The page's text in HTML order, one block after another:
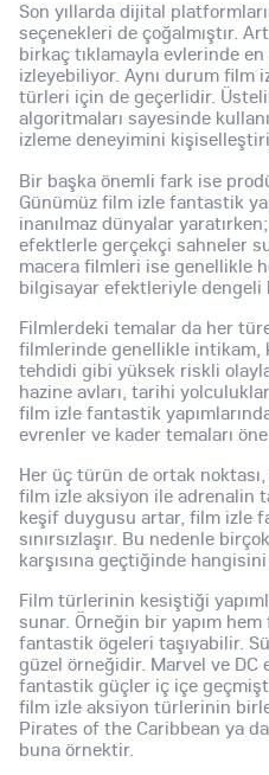
Son yıllarda dijital
seçenekleri de çoğalmıştır.
birkaç tıklamayla evlerinde
izleyebiliyor. Aynı durum film
türleri için de geçerlidir.
algoritmaları sayesinde
izleme deneyimini
Bir başka önemli fark ise
Günümüz film izle fantastik
inanılmaz dünyalar
efektlerle gerçekçi sahneler
macera filmleri ise genellikle
bilgisayar efektleriyle dengeli
Filmlerdeki temalar da her
filmlerinde genellikle intikam,
tehdidi gibi yüksek riskli
hazine avları, tarihi
film izle fantastik
evrenler ve kader temaları öne
Her üç türün de ortak
film izle aksiyon ile adrenalin
keşif duygusu artar, film izle
sınırsızlaşır. Bu nedenle
karşısına geçtiğinde
Film türlerinin kesiştiği
sunar. Örneğin bir yapım
fantastik ögeleri taşıyabilir.
güzel örneğidir. Marvel ve
fantastik güçler iç içe
film izle aksiyon türlerinin
Pirates of the Caribbean ya
buna örnektir.